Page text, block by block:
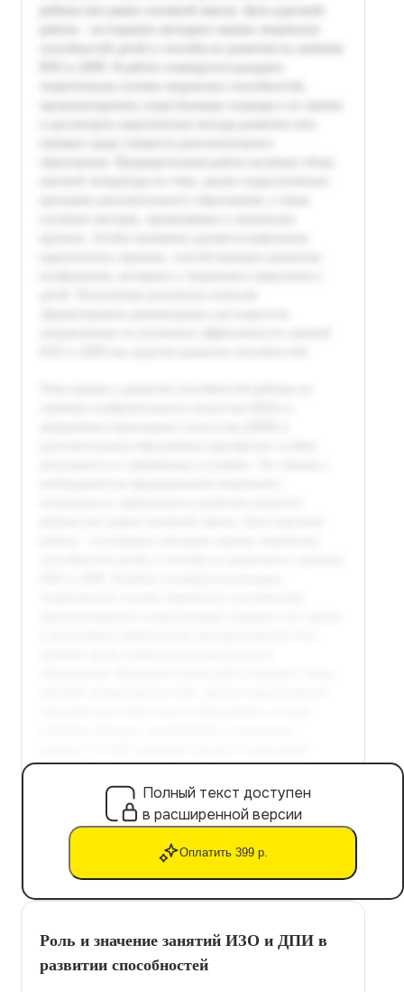
Полный текст доступен
в расширенной версии
Оплатить 399 р.
Роль и значение занятий ИЗО и ДПИ в
развитии способностей